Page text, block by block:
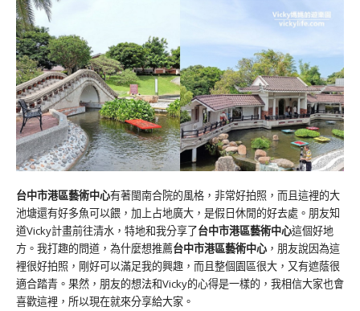
台中市港區藝術中心有著閩南合院的風格，非常好拍照，而且這裡的大
池塘還有好多魚可以餵，加上占地廣大，是假日休閒的好去處。朋友知
道Vicky計畫前往清水，特地和我分享了台中市港區藝術中心這個好地
方。我打趣的問道，為什麼想推薦台中市港區藝術中心，朋友說因為這
裡很好拍照，剛好可以滿足我的興趣，而且整個園區很大，又有遮蔭很
適合踏青。果然，朋友的想法和Vicky的心得是一樣的，我相信大家也會
喜歡這裡，所以現在就來分享給大家。